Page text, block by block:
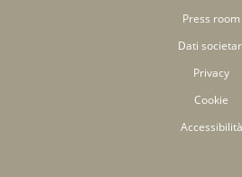
Press room
Dati
Privacy
Cookie
Accessibilità